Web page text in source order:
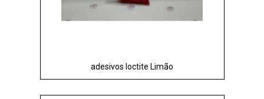
adesivos loctite Limão